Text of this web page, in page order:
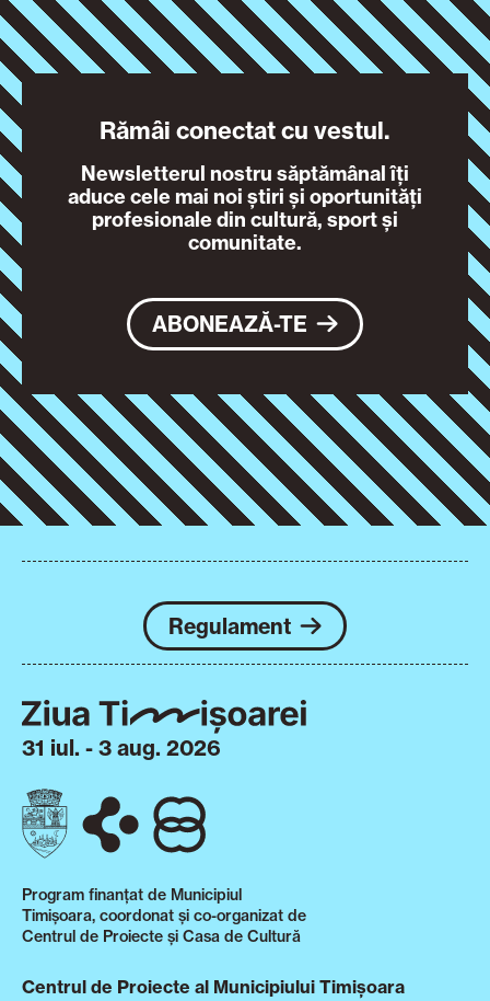
Rămâi conectat cu vestul.
Newsletterul nostru săptămânal îți
aduce cele mai noi știri și oportunități
profesionale din cultură, sport și
comunitate.
ABONEAZĂ-TE
Regulament
31 iul. - 3 aug. 2026
Program finanțat de Municipiul
Timișoara, coordonat și co-organizat de
Centrul de Proiecte și Casa de Cultură
Centrul de Proiecte al Municipiului Timișoara